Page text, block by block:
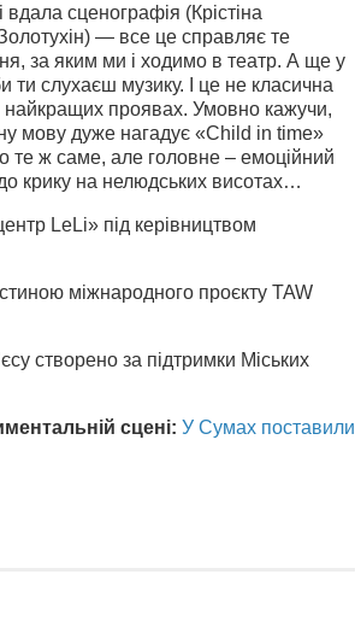
сценографія (Крістіна
— все це справляє те
за яким ми і ходимо в театр. А ще у
ти слухаєш музику. І це не класична
проявах. Умовно кажучи,
мову дуже нагадує «Child in time»
те ж саме, але головне – емоційний
крику на нелюдських висотах…
LeLi» під керівництвом
міжнародного проєкту TAW
створено за підтримки Міських
сцені: У Сумах поставили